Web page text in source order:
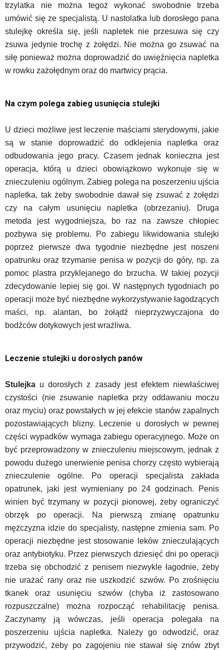
trzylatka nie można tegoż wykonać swobodnie trzeba
umówić się ze specjalistą. U nastolatka lub dorosłego pana
stulejkę określa się, jeśli napletek nie przesuwa się czy
zsuwa jedynie trochę z żołędzi. Nie można go zsuwać na
siłę ponieważ można doprowadzić do uwięźnięcia napletka
w rowku zażołędnym oraz do martwicy prącia.
Na czym polega zabieg usunięcia stulejki
U dzieci możliwe jest leczenie maściami sterydowymi, jakie
są w stanie doprowadzić do odklejenia napletka oraz
odbudowania jego pracy. Czasem jednak konieczna jest
operacja, którą u dzieci obowiązkowo wykonuje się w
znieczuleniu ogólnym. Zabieg polega na poszerzeniu ujścia
napletka, tak żeby swobodnie dawał się zsuwać z żołędzi
czy na całym usunięciu napletka (obrzezaniu). Druga
metoda jest wygodniejsza, bo raz na zawsze chłopiec
pozbywa się problemu. Po zabiegu likwidowania stulejki
poprzez pierwsze dwa tygodnie niezbędne jest noszeni
opatrunku oraz trzymanie penisa w pozycji do góry, np. za
pomoc plastra przyklejanego do brzucha. W takiej pozycji
zdecydowanie lepiej się goi. W następnych tygodniach po
operacji może być niezbędne wykorzystywanie łagodzących
maści, np. alantan, bo żołądź nieprzyzwyczajona do
bodźców dotykowych jest wrażliwa.
Leczenie stulejki u dorosłych panów
Stulejka u dorosłych z zasady jest efektem niewłaściwej
czystości (nie zsuwanie napletka przy oddawaniu moczu
oraz myciu) oraz powstałych w jej efekcie stanów zapalnych
pozostawiających blizny. Leczenie u dorosłych w pewnej
części wypadków wymaga zabiegu operacyjnego. Może on
być przeprowadzony w znieczuleniu miejscowym, jednak z
powodu dużego unerwienie penisa chorzy często wybierają
znieczulenie ogólne. Po operacji specjalista zakłada
opatrunek, jaki jest wymieniany po 24 godzinach. Penis
winien być trzymany w pozycji pionowej, żeby ograniczyć
obrzęk po operacji. Na pierwszą zmianę opatrunku
mężczyzna idzie do specjalisty, następne zmienia sam. Po
operacji niezbędne jest stosowanie leków znieczulających
oraz antybiotyku. Przez pierwszych dziesięć dni po operacji
trzeba się obchodzić z penisem niezwykle łagodnie, żeby
nie urażać rany oraz nie uszkodzić szwów. Po zrośnięciu
tkanek oraz usunięciu szwów (chyba iż zastosowano
rozpuszczalne) można rozpocząć rehabilitację penisa.
Zaczynamy ją wówczas, jeśli operacja polegała na
poszerzeniu ujścia napletka. Należy go odwodzić, oraz
przywodzić, żeby po zagojeniu nie stawał się znów zbyt